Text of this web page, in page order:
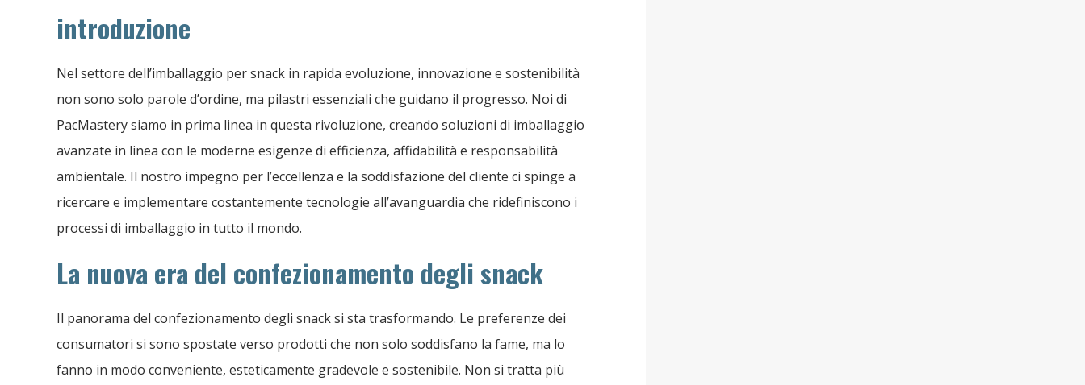
introduzione
Nel settore dell’imballaggio per snack in rapida evoluzione, innovazione e sostenibilità
non sono solo parole d’ordine, ma pilastri essenziali che guidano il progresso. Noi di
PacMastery siamo in prima linea in questa rivoluzione, creando soluzioni di imballaggio
avanzate in linea con le moderne esigenze di efficienza, affidabilità e responsabilità
ambientale. Il nostro impegno per l’eccellenza e la soddisfazione del cliente ci spinge a
ricercare e implementare costantemente tecnologie all’avanguardia che ridefiniscono i
processi di imballaggio in tutto il mondo.
La nuova era del confezionamento degli snack
Il panorama del confezionamento degli snack si sta trasformando. Le preferenze dei
consumatori si sono spostate verso prodotti che non solo soddisfano la fame, ma lo
fanno in modo conveniente, esteticamente gradevole e sostenibile. Non si tratta più